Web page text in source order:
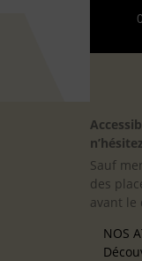
Sauf
des
avant le
NOS